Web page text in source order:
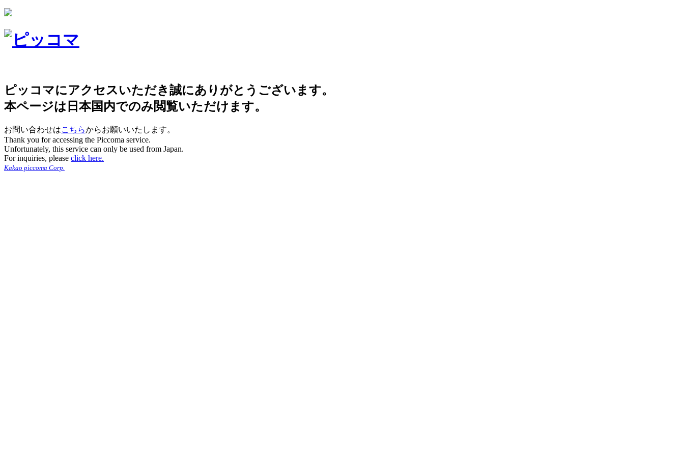
ピッコマにアクセスいただき誠にありがとうございます。
本ページは日本国内でのみ閲覧いただけます。
お問い合わせはこちらからお願いいたします。
Thank you for accessing the Piccoma service.
Unfortunately, this service can only be used from Japan.
For inquiries, please click here.
Kakao piccoma Corp.